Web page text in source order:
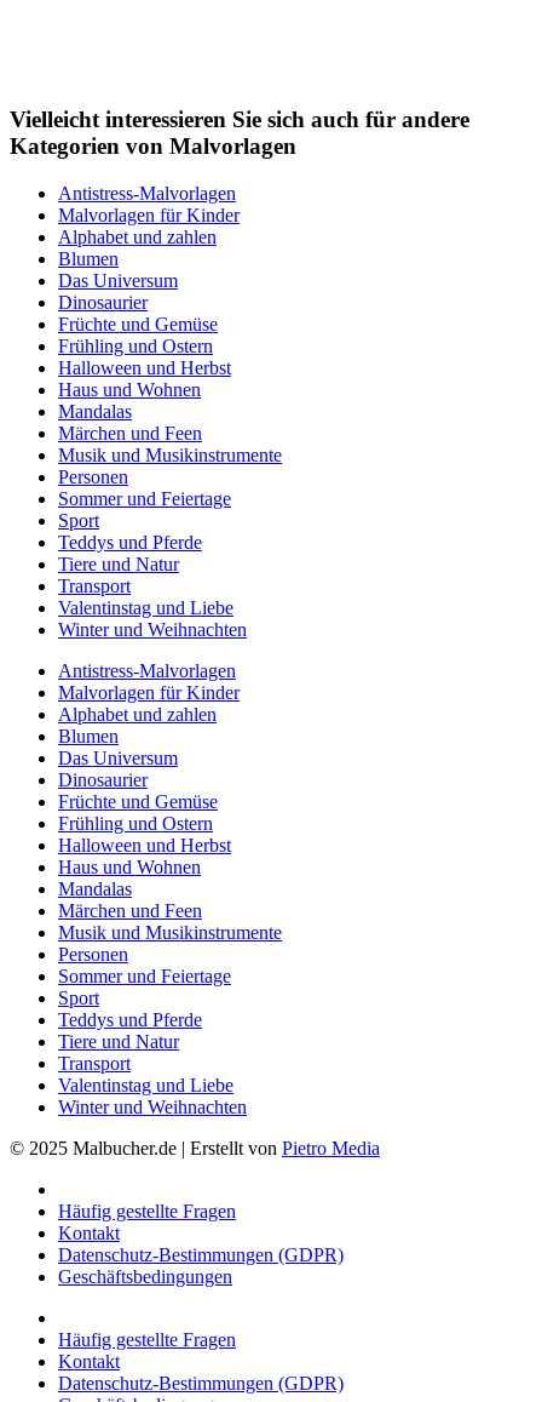
Vielleicht interessieren Sie sich auch für andere
Kategorien von Malvorlagen
Antistress-Malvorlagen
Malvorlagen für Kinder
Alphabet und zahlen
Blumen
Das Universum
Dinosaurier
Früchte und Gemüse
Frühling und Ostern
Halloween und Herbst
Haus und Wohnen
Mandalas
Märchen und Feen
Musik und Musikinstrumente
Personen
Sommer und Feiertage
Sport
Teddys und Pferde
Tiere und Natur
Transport
Valentinstag und Liebe
Winter und Weihnachten
Antistress-Malvorlagen
Malvorlagen für Kinder
Alphabet und zahlen
Blumen
Das Universum
Dinosaurier
Früchte und Gemüse
Frühling und Ostern
Halloween und Herbst
Haus und Wohnen
Mandalas
Märchen und Feen
Musik und Musikinstrumente
Personen
Sommer und Feiertage
Sport
Teddys und Pferde
Tiere und Natur
Transport
Valentinstag und Liebe
Winter und Weihnachten
© 2025 Malbucher.de | Erstellt von Pietro Media
Häufig gestellte Fragen
Kontakt
Datenschutz-Bestimmungen (GDPR)
Geschäftsbedingungen
Häufig gestellte Fragen
Kontakt
Datenschutz-Bestimmungen (GDPR)